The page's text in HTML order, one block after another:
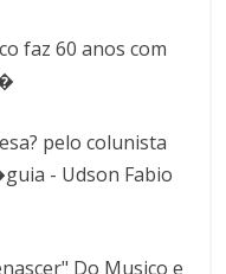
faz 60 anos com
pelo colunista
- Udson Fabio
Do Musico e